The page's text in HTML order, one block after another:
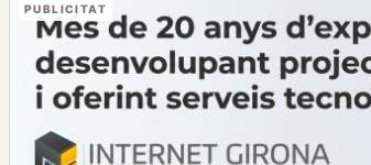
PUBLICITAT